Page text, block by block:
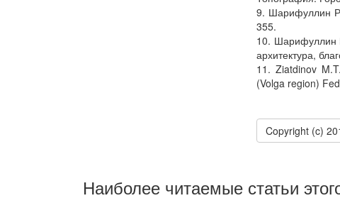
9. Шарифуллин
355.
10. Шарифуллин
архитектура,
11. Ziatdinov
(Volga region)
Copyright (c)
Наиболее читаемые статьи